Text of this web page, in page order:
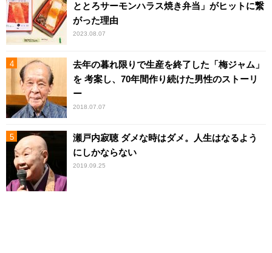
ととろサーモンハラス焼き弁当」がヒットに繋
がった理由
2023.08.07
去年の暮れ限りで生産を終了した「梅ジャム」
を 考案し、70年間作り続けた男性のストーリ
ー
2018.07.07
瀬戸内寂聴 ダメな時はダメ。人生はなるよう
にしかならない
2019.09.25